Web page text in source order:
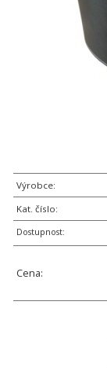
Výrobce:
Kat. číslo:
Dostupnost:
Cena: